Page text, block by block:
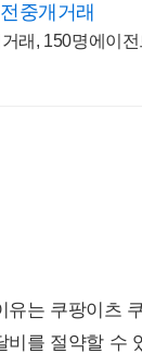
중개거래
래, 150명에이전
는 쿠팡이츠
를 절약할 수